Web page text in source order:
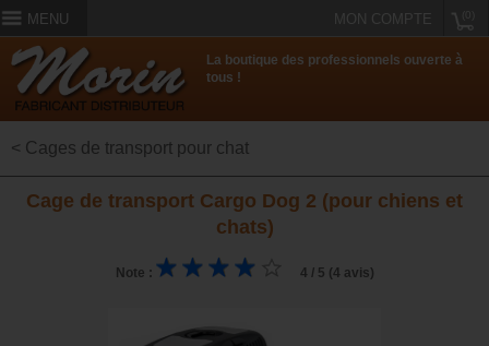
MENU MON COMPTE
La boutique des professionnels ouverte à
tous !
< Cages de transport pour chat
Cage de transport Cargo Dog 2 (pour chiens et
chats)
Note : 4 / 5 (4 avis)